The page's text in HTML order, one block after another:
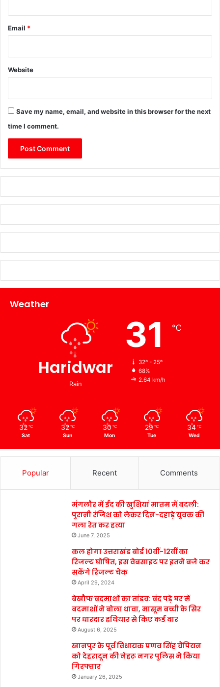
Email *
Website
Save my name, email, and website in this browser for the next
time I comment.
Weather
Haridwar
Rain
31 ℃
32º - 25º
68%
2.64 km/h
32 ℃
Sat
32 ℃
Sun
30 ℃
Mon
29 ℃
Tue
34 ℃
Wed
Popular Recent Comments
मंगलौर में ईद की खुशियां मातम में बदली:
पुरानी रंजिश को लेकर दिन-दहाड़े युवक की
गला रेत कर हत्या
June 7, 2025
कल होगा उत्तराखंड बोर्ड 10वीं-12वीं का
रिजल्ट घोषित, इस वेबसाइट पर इतने बजे कर
सकेंगे रिजल्ट चेक
April 29, 2024
बेखौफ बदमाशों का तांडव: बंद पड़े घर में
बदमाशों ने बोला धावा, मासूम बच्ची के सिर
पर धारदार हथियार से किए कई वार
August 6, 2025
खानपुर के पूर्व विधायक प्रणव सिंह चैंपियन
को देहरादून की नेहरू नगर पुलिस ने किया
गिरफ्तार
January 26, 2025